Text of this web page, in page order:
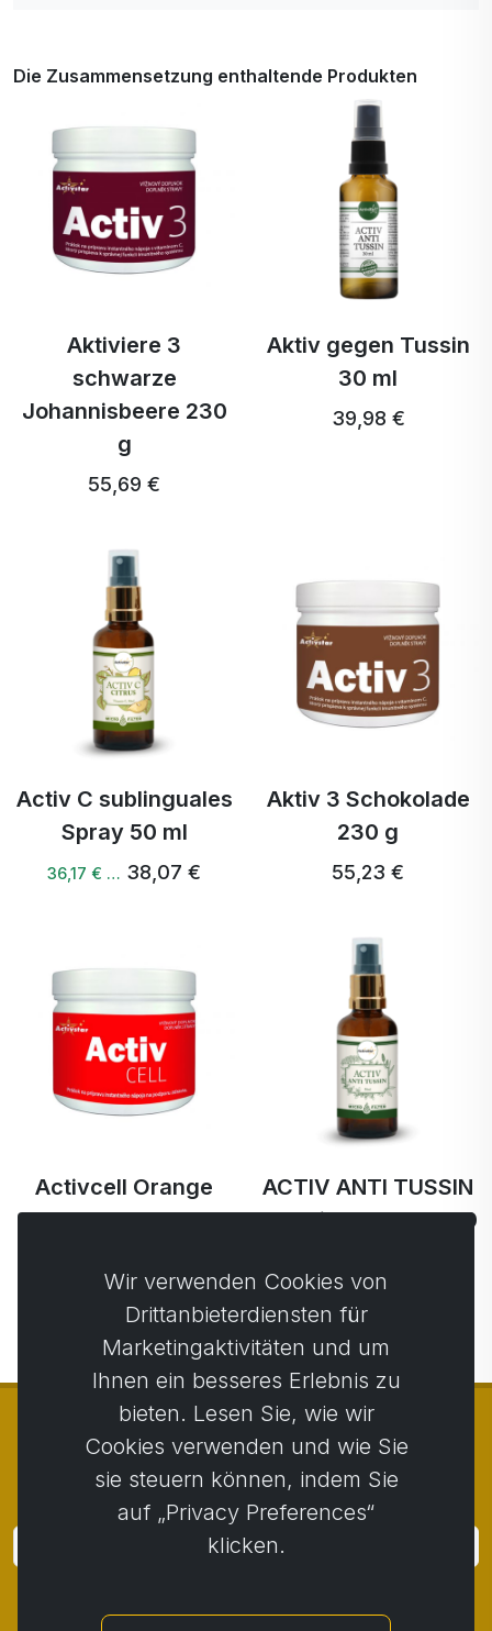
Die Zusammensetzung enthaltende Produkten
Aktiviere 3
schwarze
Johannisbeere 230
g
55,69 €
Aktiv gegen Tussin
30 ml
39,98 €
Activ C sublinguales
Spray 50 ml
36,17 € … 38,07 €
Aktiv 3 Schokolade
230 g
55,23 €
Activcell Orange
230 g
ACTIV ANTI TUSSIN
- Sublingualspray 50
38,78 € …40,82 €
© Copyright 2014 - 2026
Wir verwenden Cookies von
Drittanbieterdiensten für
Marketingaktivitäten und um
Ihnen ein besseres Erlebnis zu
bieten. Lesen Sie, wie wir
Cookies verwenden und wie Sie
sie steuern können, indem Sie
auf „Privacy Preferences“
klicken.